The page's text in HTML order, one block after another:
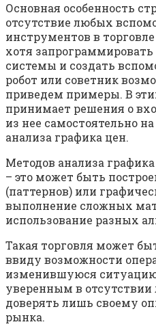
Основная особенность
отсутствие любых
инструментов в
хотя
системы и создать
робот или советник
приведем примеры. В
принимает решения о
из нее самостоятельно
анализа графика цен.
Методов анализа
– это может быть
(паттернов) или
выполнение сложных
использование разных
Такая торговля может
ввиду возможности
изменившуюся
уверенным в
доверять лишь своему
рынка.